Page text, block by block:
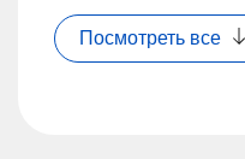
Посмотреть все